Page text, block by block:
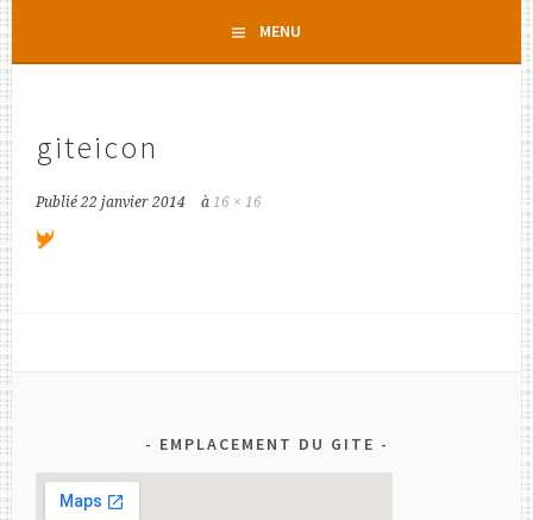
contenu
MENU
giteicon
Publié22 janvier 2014 à16 × 16
EMPLACEMENT DU GITE